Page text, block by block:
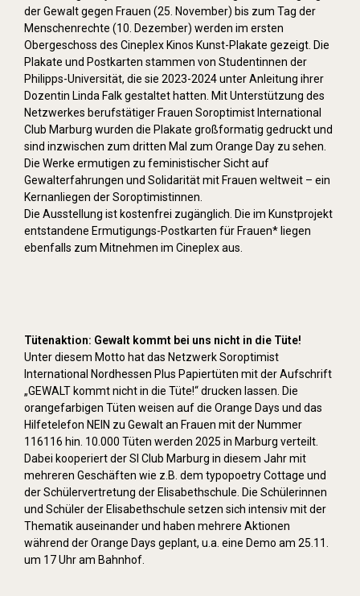
der Gewalt gegen Frauen (25. November) bis zum Tag der
Menschenrechte (10. Dezember) werden im ersten
Obergeschoss des Cineplex Kinos Kunst-Plakate gezeigt. Die
Plakate und Postkarten stammen von Studentinnen der
Philipps-Universität, die sie 2023-2024 unter Anleitung ihrer
Dozentin Linda Falk gestaltet hatten. Mit Unterstützung des
Netzwerkes berufstätiger Frauen Soroptimist International
Club Marburg wurden die Plakate großformatig gedruckt und
sind inzwischen zum dritten Mal zum Orange Day zu sehen.
Die Werke ermutigen zu feministischer Sicht auf
Gewalterfahrungen und Solidarität mit Frauen weltweit – ein
Kernanliegen der Soroptimistinnen.
Die Ausstellung ist kostenfrei zugänglich. Die im Kunstprojekt
entstandene Ermutigungs-Postkarten für Frauen* liegen
ebenfalls zum Mitnehmen im Cineplex aus.
Tütenaktion: Gewalt kommt bei uns nicht in die Tüte!
Unter diesem Motto hat das Netzwerk Soroptimist
International Nordhessen Plus Papiertüten mit der Aufschrift
„GEWALT kommt nicht in die Tüte!“ drucken lassen. Die
orangefarbigen Tüten weisen auf die Orange Days und das
Hilfetelefon NEIN zu Gewalt an Frauen mit der Nummer
116116 hin. 10.000 Tüten werden 2025 in Marburg verteilt.
Dabei kooperiert der SI Club Marburg in diesem Jahr mit
mehreren Geschäften wie z.B. dem typopoetry Cottage und
der Schülervertretung der Elisabethschule. Die Schülerinnen
und Schüler der Elisabethschule setzen sich intensiv mit der
Thematik auseinander und haben mehrere Aktionen
während der Orange Days geplant, u.a. eine Demo am 25.11.
um 17 Uhr am Bahnhof.